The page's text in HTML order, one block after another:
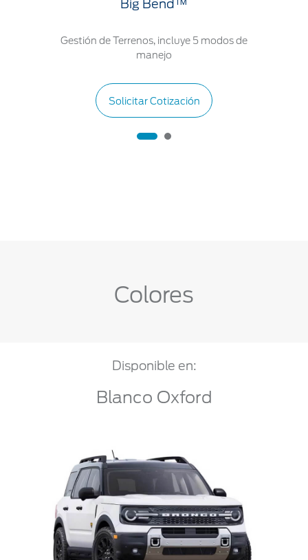
Big Bend™
Gestión de Terrenos, incluye 5 modos de
manejo
Solicitar Cotización
Colores
Disponible en:
Blanco Oxford